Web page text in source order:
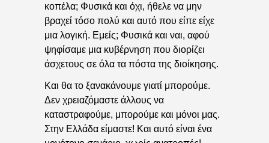
κοπέλα; Φυσικά και όχι, ήθελε να μην
βραχεί τόσο πολύ και αυτό που είπε είχε
μια λογική. Εμείς; Φυσικά και ναι, αφού
ψηφίσαμε μια κυβέρνηση που διορίζει
άσχετους σε όλα τα πόστα της διοίκησης.
Και θα το ξανακάνουμε γιατί μπορούμε.
Δεν χρειαζόμαστε άλλους να
καταστραφούμε, μπορούμε και μόνοι μας.
Στην Ελλάδα είμαστε! Και αυτό είναι ένα